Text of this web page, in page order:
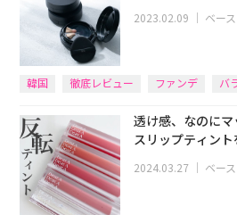
2023.02.09 ｜ ベー
韓国 徹底レビュー ファンデ バ
透け感、なのに
スリップティント
2024.03.27 ｜ ベー